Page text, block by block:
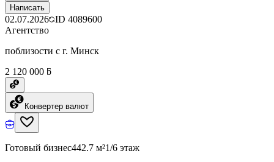
Написать
02.07.2026 ID 4089600
Агентство
поблизости с г. Минск
2 120 000 ƃ
Конвертер валют
Готовый бизнес442.7 м²1/6 этаж